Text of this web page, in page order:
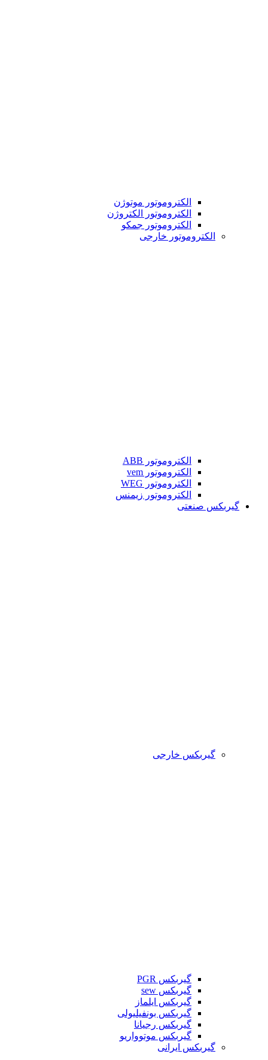
الکتروموتور موتوژن
الکتروموتور الکتروژن
الکتروموتور جمکو
الکتروموتور خارجی
الکتروموتور ABB
الکتروموتور vem
الکتروموتور WEG
الکتروموتور زیمنس
گیربکس صنعتی
گیربکس خارجی
گیربکس PGR
گیربکس sew
گیربکس ایلماز
گیربکس بونفیلیولی
گیربکس رجیانا
گیربکس موتوواریو
گیربکس ایرانی